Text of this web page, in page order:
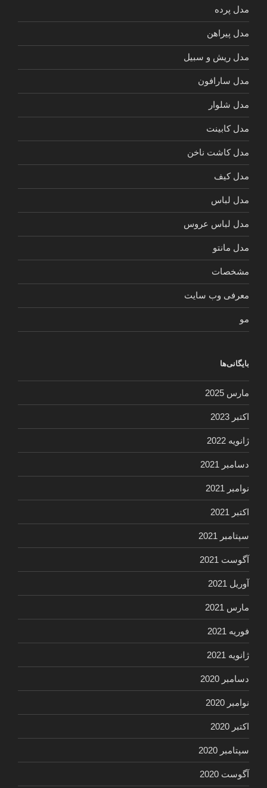
مدل پرده
مدل پیراهن
مدل ریش و سبیل
مدل سارافون
مدل شلوار
مدل کابینت
مدل کاشت ناخن
مدل کیف
مدل لباس
مدل لباس عروس
مدل مانتو
مشخصات
معرفی وب سایت
مو
بایگانی‌ها
مارس 2025
اکتبر 2023
ژانویه 2022
دسامبر 2021
نوامبر 2021
اکتبر 2021
سپتامبر 2021
آگوست 2021
آوریل 2021
مارس 2021
فوریه 2021
ژانویه 2021
دسامبر 2020
نوامبر 2020
اکتبر 2020
سپتامبر 2020
آگوست 2020